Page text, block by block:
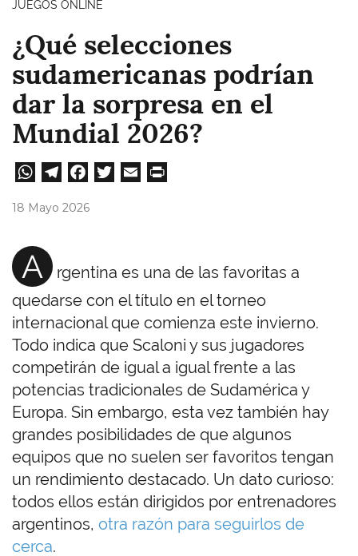
JUEGOS ONLINE
¿Qué selecciones
sudamericanas podrían
dar la sorpresa en el
Mundial 2026?
W
A
pp
Te
m
Fa
18 Mayo 2026
A
rgentina es una de las favoritas a
quedarse con el título en el torneo
internacional que comienza este invierno.
Todo indica que Scaloni y sus jugadores
competirán de igual a igual frente a las
potencias tradicionales de Sudamérica y
Europa. Sin embargo, esta vez también hay
grandes posibilidades de que algunos
equipos que no suelen ser favoritos tengan
un rendimiento destacado. Un dato curioso:
todos ellos están dirigidos por entrenadores
argentinos, otra razón para seguirlos de
cerca.